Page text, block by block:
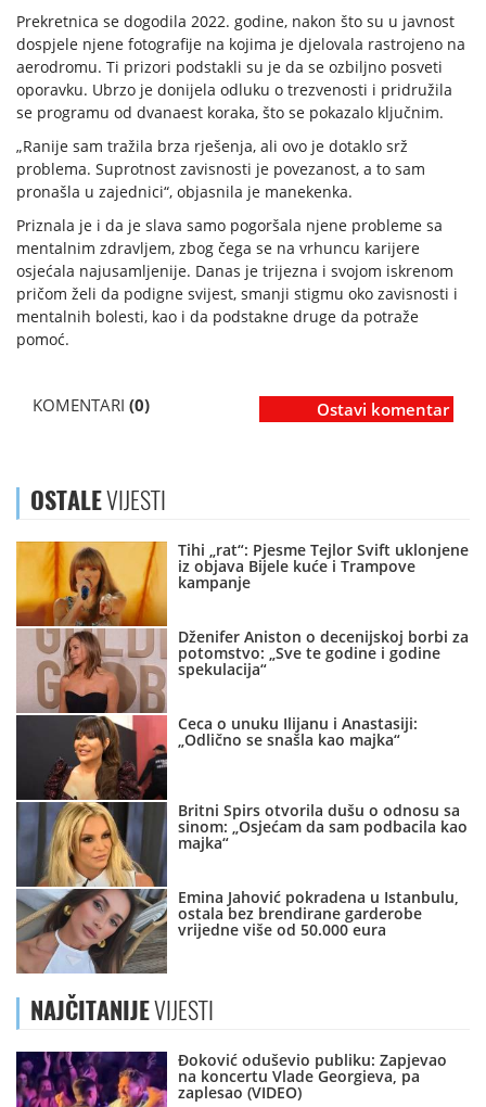
Prekretnica se dogodila 2022. godine, nakon što su u javnost
dospjele njene fotografije na kojima je djelovala rastrojeno na
aerodromu. Ti prizori podstakli su je da se ozbiljno posveti
oporavku. Ubrzo je donijela odluku o trezvenosti i pridružila
se programu od dvanaest koraka, što se pokazalo ključnim.
„Ranije sam tražila brza rješenja, ali ovo je dotaklo srž
problema. Suprotnost zavisnosti je povezanost, a to sam
pronašla u zajednici“, objasnila je manekenka.
Priznala je i da je slava samo pogoršala njene probleme sa
mentalnim zdravljem, zbog čega se na vrhuncu karijere
osjećala najusamljenije. Danas je trijezna i svojom iskrenom
pričom želi da podigne svijest, smanji stigmu oko zavisnosti i
mentalnih bolesti, kao i da podstakne druge da potraže
pomoć.
KOMENTARI (0) Ostavi komentar
OSTALEVIJESTI
Tihi „rat“: Pjesme Tejlor Svift uklonjene
iz objava Bijele kuće i Trampove
kampanje
Dženifer Aniston o decenijskoj borbi za
potomstvo: „Sve te godine i godine
spekulacija“
Ceca o unuku Ilijanu i Anastasiji:
„Odlično se snašla kao majka“
Britni Spirs otvorila dušu o odnosu sa
sinom: „Osjećam da sam podbacila kao
majka“
Emina Jahović pokradena u Istanbulu,
ostala bez brendirane garderobe
vrijedne više od 50.000 eura
NAJČITANIJEVIJESTI
Đoković oduševio publiku: Zapjevao
na koncertu Vlade Georgieva, pa
zaplesao (VIDEO)